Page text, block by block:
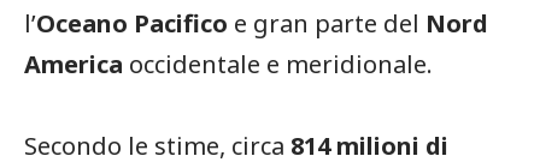
l’Oceano Pacifico e gran parte del Nord
America occidentale e meridionale.
Secondo le stime, circa 814 milioni di